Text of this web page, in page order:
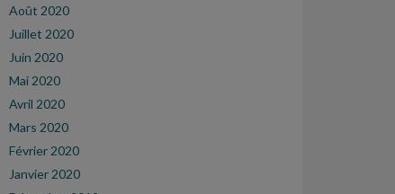
Août 2020
Juillet 2020
Juin 2020
Mai 2020
Avril 2020
Mars 2020
Février 2020
Janvier 2020